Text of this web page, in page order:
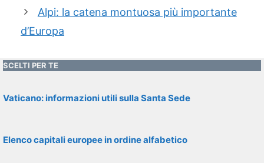
Alpi: la catena montuosa più importante
d’Europa
SCELTI PER TE
Vaticano: informazioni utili sulla Santa Sede
Elenco capitali europee in ordine alfabetico